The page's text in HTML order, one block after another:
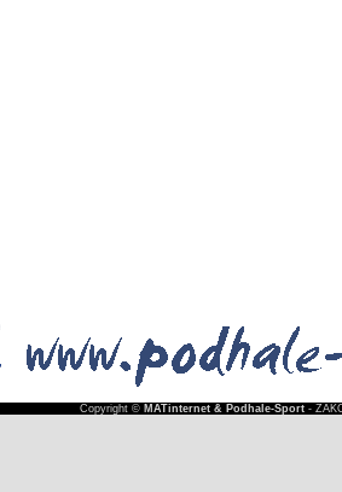
Copyright © MATinternet & Podhale-Sport-